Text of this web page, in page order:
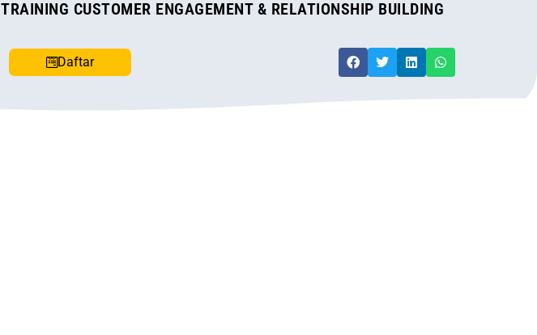
TRAINING CUSTOMER ENGAGEMENT & RELATIONSHIP BUILDING
Daftar